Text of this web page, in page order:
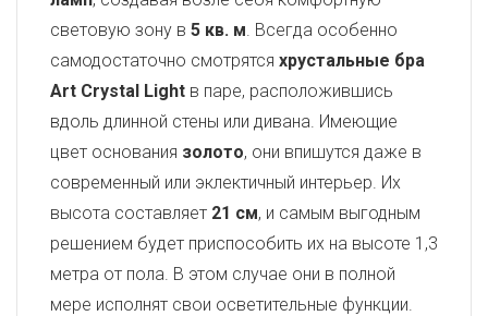
световую зону в 5 кв. м. Всегда особенно
самодостаточно смотрятся хрустальные бра
Art Crystal Light в паре, расположившись
вдоль длинной стены или дивана. Имеющие
цвет основания золото, они впишутся даже в
современный или эклектичный интерьер. Их
высота составляет 21 см, и самым выгодным
решением будет приспособить их на высоте 1,3
метра от пола. В этом случае они в полной
мере исполнят свои осветительные функции.